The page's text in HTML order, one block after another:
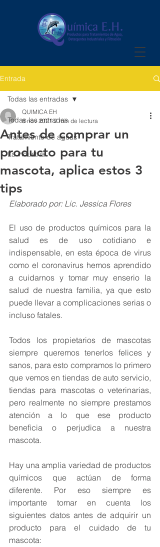
Entrada
Todas las entradas
Tratamiento de aguas
La industria
Todas las entradas
Antes de comprar un
producto para tu
mascota, aplica estos 3
tips
QUIMICA EH
8 nov 2021 2 min de lectura
Elaborado por: Lic. Jessica Flores
El uso de productos químicos para la
salud es de uso cotidiano e
indispensable, en esta época de virus
como el coronavirus hemos aprendido
a cuidarnos y tomar muy enserio la
salud de nuestra familia, ya que esto
puede llevar a complicaciones serias o
incluso fatales.
Todos los propietarios de mascotas
siempre queremos tenerlos felices y
sanos, para esto compramos lo primero
que vemos en tiendas de auto servicio,
tiendas para mascotas o veterinarias,
pero realmente no siempre prestamos
atención a lo que ese producto
beneficia o perjudica a nuestra
mascota.
Hay una amplia variedad de productos
químicos que actúan de forma
diferente. Por eso siempre es
importante tomar en cuenta los
siguientes datos antes de adquirir un
producto para el cuidado de tu
mascota: